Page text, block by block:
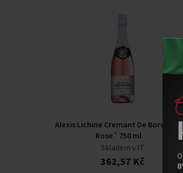
Alexis Lichine Cremant De Bordeaux
Rose´ 750 ml
Skladem v IT
362,57 Kč